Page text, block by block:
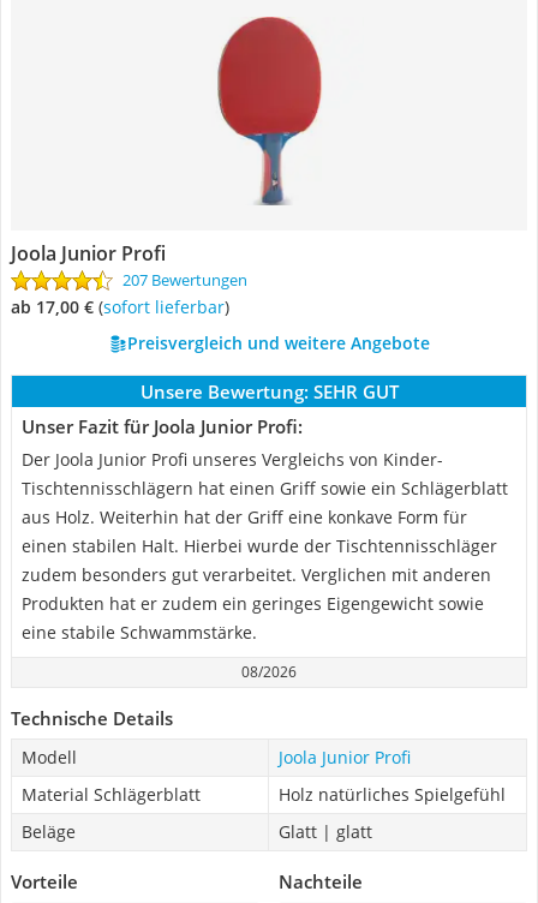
Joola Junior Profi
207 Bewertungen
ab 17,00 € ( Sofort lieferbar)
Preisvergleich und weitere Angebote
Unsere Bewertung: SEHR GUT
Unser Fazit für Joola Junior Profi:
Der Joola Junior Profi unseres Vergleichs von Kinder-
Tischtennisschlägern hat einen Griff sowie ein Schlägerblatt
aus Holz. Weiterhin hat der Griff eine konkave Form für
einen stabilen Halt. Hierbei wurde der Tischtennisschläger
zudem besonders gut verarbeitet. Verglichen mit anderen
Produkten hat er zudem ein geringes Eigengewicht sowie
eine stabile Schwammstärke.
08/2026
Technische Details
Modell
Joola Junior Profi
Material Schlägerblatt
Holz natürliches Spielgefühl
Beläge
Glatt | glatt
Vorteile Nachteile